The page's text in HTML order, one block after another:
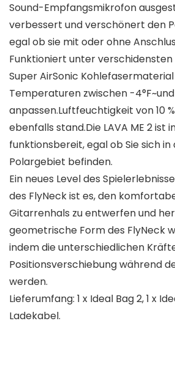
Sound-Empfangsmikrofon
verbessert und verschönert den
egal ob sie mit oder ohne
Funktioniert unter verschidensten
Super AirSonic
Temperaturen zwischen -4°F~und
anpassen.Luftfeuchtigkeit von 10
ebenfalls stand.Die LAVA ME 2 ist
funktionsbereit, egal ob Sie sich
Polargebiet befinden.
Ein neues Level des
des FlyNeck ist es, den
Gitarrenhals zu entwerfen und
geometrische Form des FlyNeck
indem die unterschiedlichen
Positionsverschiebung während
werden.
Lieferumfang: 1 x Ideal Bag 2, 1 x
Ladekabel.